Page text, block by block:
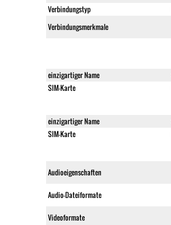
Verbindungstyp
Verbindungsmerkmale
einzigartiger Name
SIM-Karte
einzigartiger Name
SIM-Karte
Audioeigenschaften
Audio-Dateiformate
Videoformate